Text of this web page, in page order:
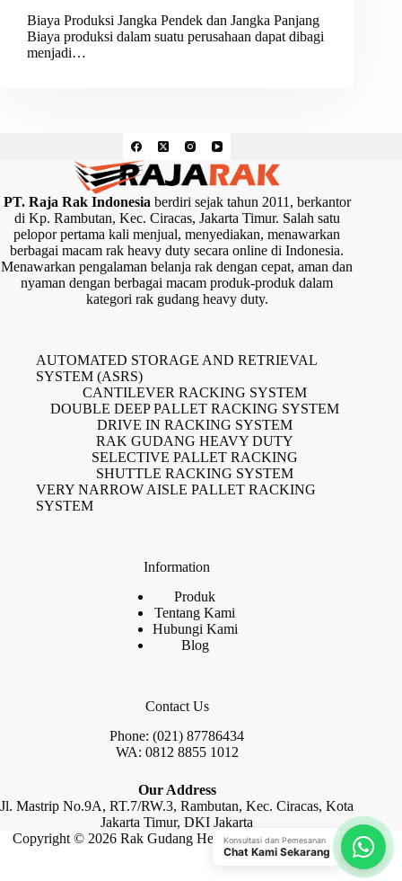
Biaya Produksi Jangka Pendek dan Jangka Panjang
Biaya produksi dalam suatu perusahaan dapat dibagi
menjadi…
PT. Raja Rak Indonesiaberdiri sejak tahun 2011, berkantor
di Kp. Rambutan, Kec. Ciracas, Jakarta Timur. Salah satu
pelopor pertama kali menjual, menyediakan, menawarkan
berbagai macam rak heavy duty secara online di Indonesia.
Menawarkan pengalaman belanja rak dengan cepat, aman dan
nyaman dengan berbagai macam produk-produk dalam
kategori rak gudang heavy duty.
AUTOMATED STORAGE AND RETRIEVAL
SYSTEM (ASRS)
CANTILEVER RACKING SYSTEM
DOUBLE DEEP PALLET RACKING SYSTEM
DRIVE IN RACKING SYSTEM
RAK GUDANG HEAVY DUTY
SELECTIVE PALLET RACKING
SHUTTLE RACKING SYSTEM
VERY NARROW AISLE PALLET RACKING
SYSTEM
Information
Produk
Tentang Kami
Hubungi Kami
Blog
Contact Us
Phone: (021) 87786434
WA: 0812 8855 1012
Our Address
Jl. Mastrip No.9A, RT.7/RW.3, Rambutan, Kec. Ciracas, Kota
Jakarta Timur, DKI Jakarta
Copyright © 2026 Rak Gudang Heayy Duty by Raja Rak
Konsultasi dan Pemesanan
Chat Kami Sekarang